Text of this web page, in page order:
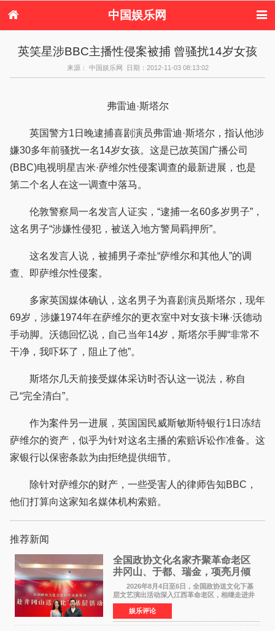
中国娱乐网
港台娱乐
日本娱乐 韩国娱乐
欧美娱乐
音乐新闻 影视新闻
内地明星八卦
八卦
英笑星涉BBC主播性侵案被捕 曾骚扰14岁女孩
来源： 中国娱乐网 日期：2012-11-03 08:13:02
弗雷迪·斯塔尔
英国警方1日晚逮捕喜剧演员弗雷迪·斯塔尔，指认他涉
嫌30多年前骚扰一名14岁女孩。这是已故英国广播公司
(BBC)电视明星吉米·萨维尔性侵案调查的最新进展，也是
第二个名人在这一调查中落马。
伦敦警察局一名发言人证实，“逮捕一名60多岁男子”，
这名男子“涉嫌性侵犯，被送入地方警局羁押所”。
这名发言人说，被捕男子牵扯“萨维尔和其他人”的调
查、即萨维尔性侵案。
多家英国媒体确认，这名男子为喜剧演员斯塔尔，现年
69岁，涉嫌1974年在萨维尔的更衣室中对女孩卡琳·沃德动
手动脚。沃德回忆说，自己当年14岁，斯塔尔手脚“非常不
干净，我吓坏了，阻止了他”。
斯塔尔几天前接受媒体采访时否认这一说法，称自
己“完全清白”。
作为案件另一进展，英国国民威斯敏斯特银行1日冻结
萨维尔的资产，似乎为针对这名主播的索赔诉讼作准备。这
家银行以保密条款为由拒绝提供细节。
除针对萨维尔的财产，一些受害人的律师告知BBC，
他们打算向这家知名媒体机构索赔。
推荐新闻
全国政协文化名家齐聚革命老区
井冈山、于都、瑞金，项亮月倾
情献唱《桃花谣》致敬红色沃土
2026年8月4日至6日，全国政协送文化下基
层文艺演出活动深入江西革命老区，相继走进井
冈山、于都长征出发地、瑞金三地。由全国政协
文化文史和学习委员会副主任、甘肃省政协原主
席欧阳坚率团，一
娱乐评论